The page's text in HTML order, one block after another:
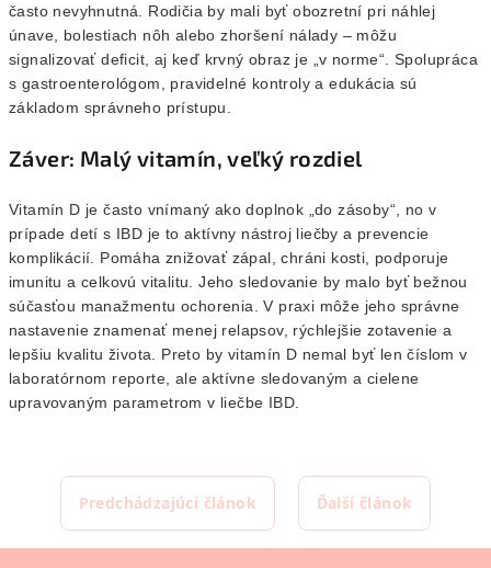
často nevyhnutná. Rodičia by mali byť obozretní pri náhlej
únave, bolestiach nôh alebo zhoršení nálady – môžu
signalizovať deficit, aj keď krvný obraz je „v norme“. Spolupráca
s gastroenterológom, pravidelné kontroly a edukácia sú
základom správneho prístupu.
Záver: Malý vitamín, veľký rozdiel
Vitamín D je často vnímaný ako doplnok „do zásoby“, no v
prípade detí s IBD je to aktívny nástroj liečby a prevencie
komplikácií. Pomáha znižovať zápal, chráni kosti, podporuje
imunitu a celkovú vitalitu. Jeho sledovanie by malo byť bežnou
súčasťou manažmentu ochorenia. V praxi môže jeho správne
nastavenie znamenať menej relapsov, rýchlejšie zotavenie a
lepšiu kvalitu života. Preto by vitamín D nemal byť len číslom v
laboratórnom reporte, ale aktívne sledovaným a cielene
upravovaným parametrom v liečbe IBD.
Predchádzajúci článok Ďalší článok